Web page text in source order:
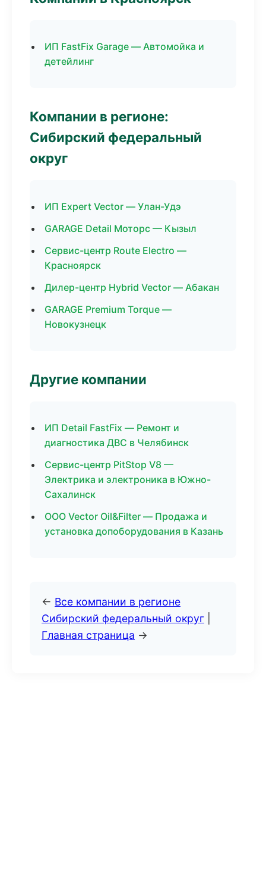
ИП FastFix Garage — Автомойка и
детейлинг
Компании в регионе:
Сибирский федеральный
округ
ИП Expert Vector — Улан-Удэ
GARAGE Detail Моторс — Кызыл
Сервис-центр Route Electro —
Красноярск
Дилер-центр Hybrid Vector — Абакан
GARAGE Premium Torque —
Новокузнецк
Другие компании
ИП Detail FastFix — Ремонт и
диагностика ДВС в Челябинск
Сервис-центр PitStop V8 —
Электрика и электроника в Южно-
Сахалинск
ООО Vector Oil&Filter — Продажа и
установка допоборудования в Казань
← Все компании в регионе
Сибирский федеральный округ
Главная страница →